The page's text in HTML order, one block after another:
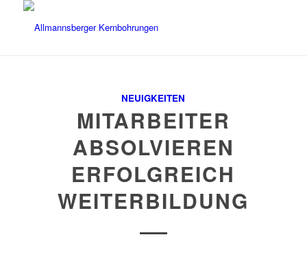
NEUIGKEITEN
MITARBEITER
ABSOLVIEREN
ERFOLGREICH
WEITERBILDUNG